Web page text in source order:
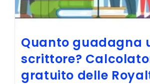
Quanto guadagna
scrittore?
gratuito delle